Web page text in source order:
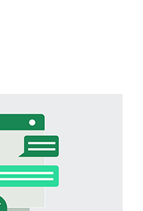
制费用。 多少带